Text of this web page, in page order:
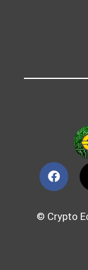
© Crypto